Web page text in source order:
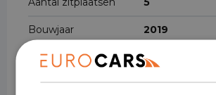
Bouwjaar 2019
Aantal deuren 5
BTW/Marge BTW